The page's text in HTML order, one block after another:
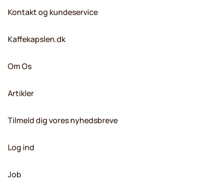
Kontakt og kundeservice
Kaffekapslen.dk
Om Os
Artikler
Tilmeld dig vores nyhedsbreve
Log ind
Job